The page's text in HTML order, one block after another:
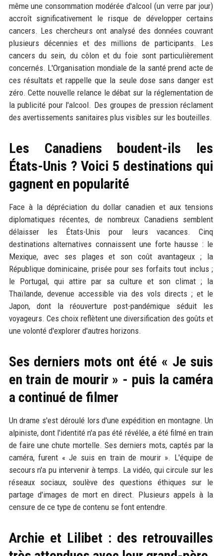
même une consommation modérée d'alcool (un verre par jour)
accroît significativement le risque de développer certains
cancers. Les chercheurs ont analysé des données couvrant
plusieurs décennies et des millions de participants. Les
cancers du sein, du côlon et du foie sont particulièrement
concernés. L'Organisation mondiale de la santé prend acte de
ces résultats et rappelle que la seule dose sans danger est
zéro. Cette nouvelle relance le débat sur la réglementation de
la publicité pour l'alcool. Des groupes de pression réclament
des avertissements sanitaires plus visibles sur les bouteilles.
Les Canadiens boudent-ils les
États-Unis ? Voici 5 destinations qui
gagnent en popularité
Face à la dépréciation du dollar canadien et aux tensions
diplomatiques récentes, de nombreux Canadiens semblent
délaisser les États-Unis pour leurs vacances. Cinq
destinations alternatives connaissent une forte hausse : le
Mexique, avec ses plages et son coût avantageux ; la
République dominicaine, prisée pour ses forfaits tout inclus ;
le Portugal, qui attire par sa culture et son climat ; la
Thaïlande, devenue accessible via des vols directs ; et le
Japon, dont la réouverture post-pandémique séduit les
voyageurs. Ces choix reflètent une diversification des goûts et
une volonté d'explorer d'autres horizons.
Ses derniers mots ont été « Je suis
en train de mourir » - puis la caméra
a continué de filmer
Un drame s'est déroulé lors d'une expédition en montagne. Un
alpiniste, dont l'identité n'a pas été révélée, a été filmé en train
de faire une chute mortelle. Ses derniers mots, captés par la
caméra, furent « Je suis en train de mourir ». L'équipe de
secours n'a pu intervenir à temps. La vidéo, qui circule sur les
réseaux sociaux, soulève des questions éthiques sur le
partage d'images de mort en direct. Plusieurs appels à la
censure de ce type de contenu se font entendre.
Archie et Lilibet : des retrouvailles